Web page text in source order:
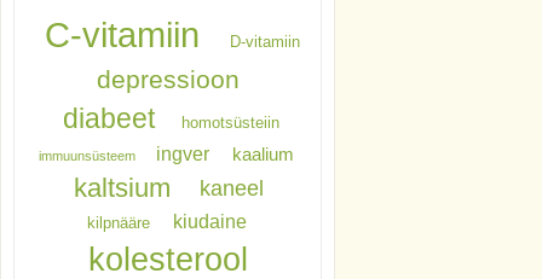
C-vitamiin D-vitamiin
depressioon
diabeet homotsüsteiin
immuunsüsteem ingver kaalium
kaltsium kaneel
kilpnääre kiudaine
kolesterool